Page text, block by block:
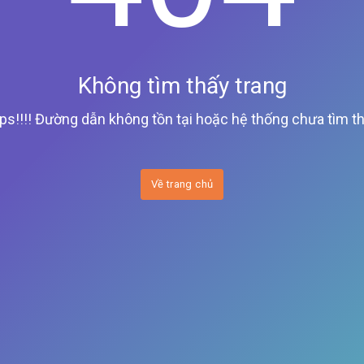
Không tìm thấy trang
Đường dẫn không tồn tại hoặc hệ thống chưa tìm
Về trang chủ